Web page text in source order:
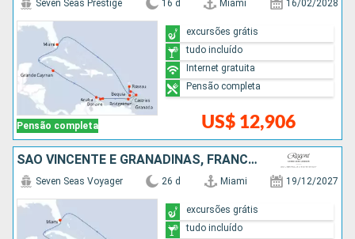
Pensão completa
Seven Seas Prestige 16 d Miami 16/02/2028
US$ 12,906
excursões grátis
tudo incluído
Internet gratuita
Pensão completa
SÃO VINCENTE E GRANADINAS, FRANCIA, ESTADOS UNIDOS, REPUBLICA DOMINICANA, SANTA LUCIA, BARBADOS, GRENADA, ARUBA, COLOMBIA, PANAMÁ, COSTA RICA, JAMAICA, ISLAS CAIMÁN
Seven Seas Voyager 26 d Miami 19/12/2027
excursões grátis
tudo incluído